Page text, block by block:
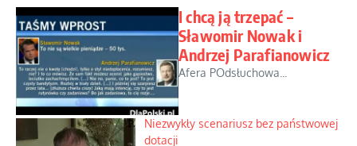
I chcą ją trzepać –
Sławomir Nowak i
Andrzej Parafianowicz
Afera POdsłuchowa...
Niezwykły scenariusz bez państwowej
dotacji